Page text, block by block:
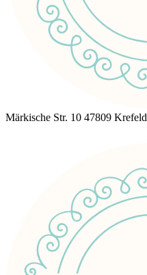
Märkische Str. 10 47809 Krefeld